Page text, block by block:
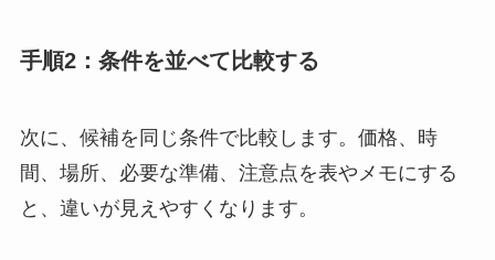
手順2：条件を並べて比較する
次に、候補を同じ条件で比較します。価格、時
間、場所、必要な準備、注意点を表やメモにする
と、違いが見えやすくなります。